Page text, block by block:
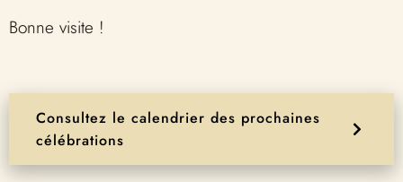
Bonne visite !
Consultez le calendrier des prochaines
célébrations